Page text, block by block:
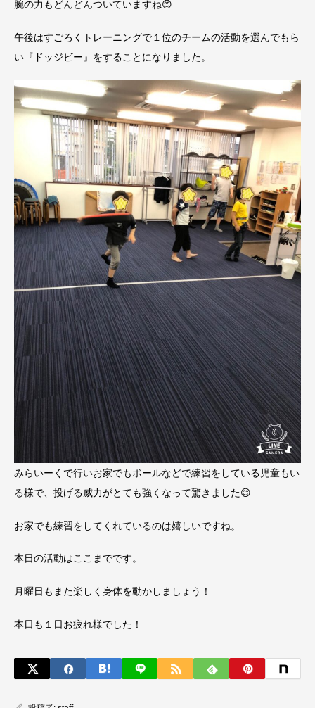
腕の力もどんどんついていますね😊
午後はすごろくトレーニングで１位のチームの活動を選んでもら
い『ドッジビー』をすることになりました。
みらいーくで行いお家でもボールなどで練習をしている児童もい
る様で、投げる威力がとても強くなって驚きました😊
お家でも練習をしてくれているのは嬉しいですね。
本日の活動はここまでです。
月曜日もまた楽しく身体を動かしましょう！
本日も１日お疲れ様でした！